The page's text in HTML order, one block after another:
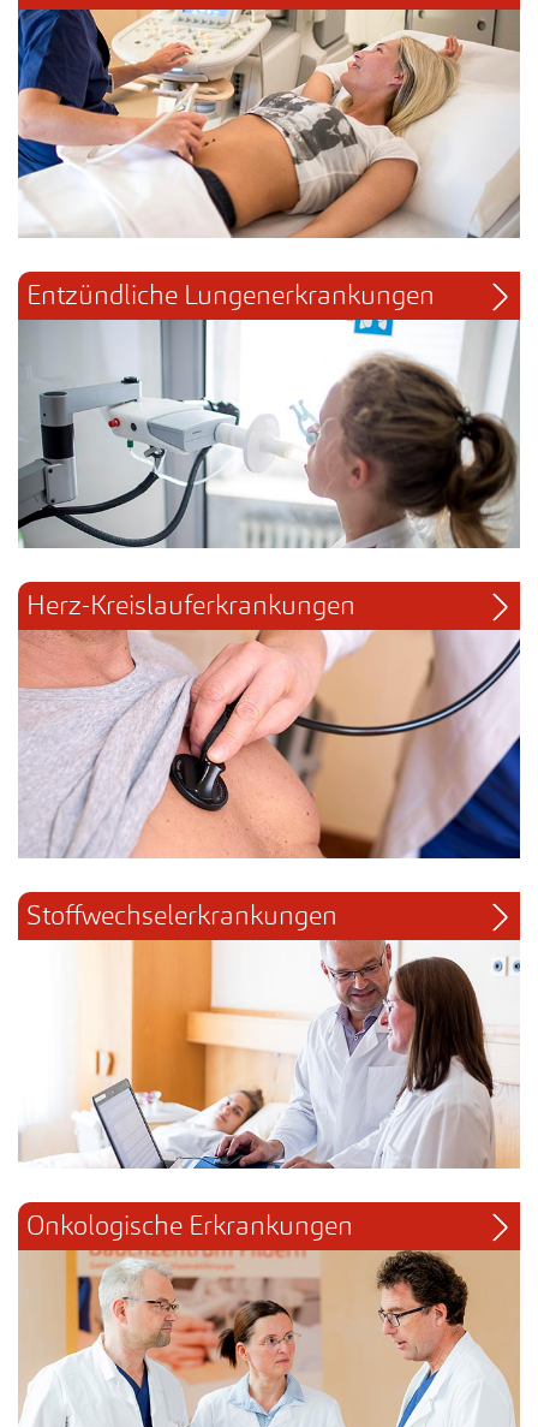
Entzündliche Lungenerkrankungen
Herz-Kreislauferkrankungen
Stoffwechselerkrankungen
Onkologische Erkrankungen